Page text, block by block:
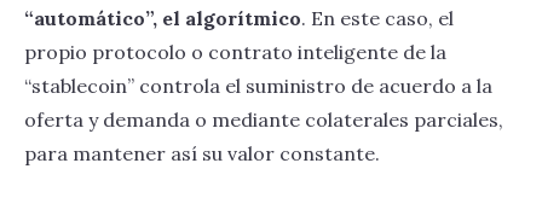
“automático”, el algorítmico. En este caso, el
propio protocolo o contrato inteligente de la
“stablecoin” controla el suministro de acuerdo a la
oferta y demanda o mediante colaterales parciales,
para mantener así su valor constante.